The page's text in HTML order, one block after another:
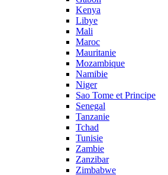
Kenya
Libye
Mali
Maroc
Mauritanie
Mozambique
Namibie
Niger
Sao Tome et Principe
Senegal
Tanzanie
Tchad
Tunisie
Zambie
Zanzibar
Zimbabwe